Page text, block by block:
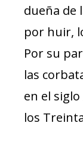
dueña de
por huir,
Por su
las
en el
los